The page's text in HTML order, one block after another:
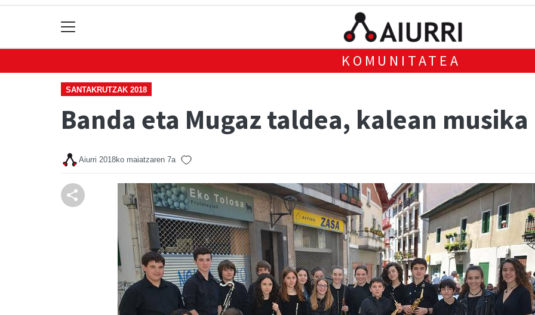
KOMUNITATEA
SANTAKRUTZAK 2018
Banda eta Mugaz taldea, kalean
Aiurri 2018ko maiatzaren 7a